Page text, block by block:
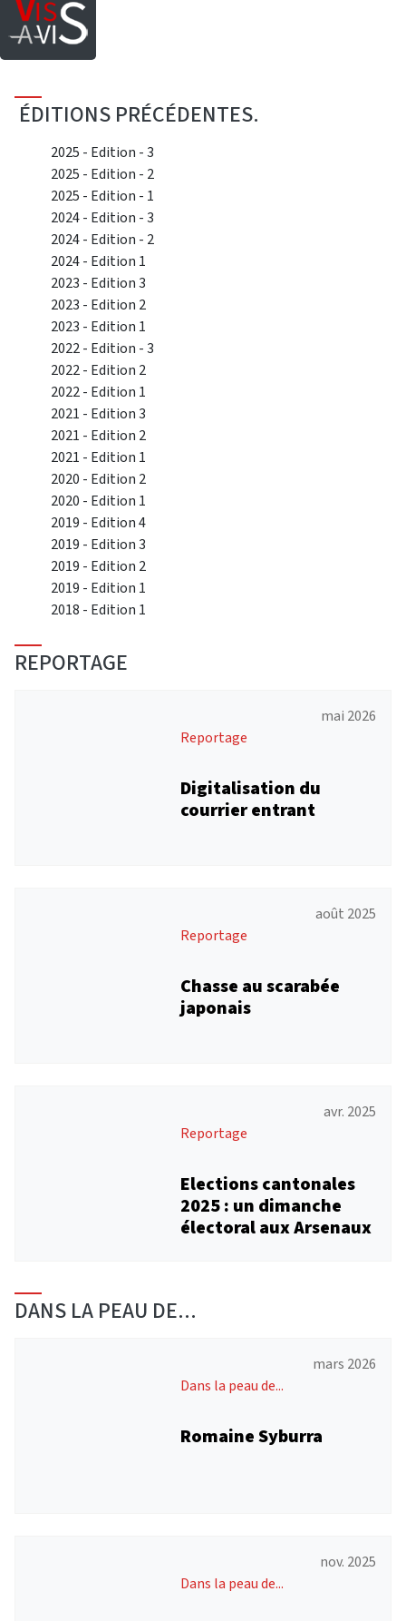
Saut au contenu principal
ÉDITIONS PRÉCÉDENTES.
2025 - Edition - 3
2025 - Edition - 2
2025 - Edition - 1
2024 - Edition - 3
2024 - Edition - 2
2024 - Edition 1
2023 - Edition 3
2023 - Edition 2
2023 - Edition 1
2022 - Edition - 3
2022 - Edition 2
2022 - Edition 1
2021 - Edition 3
2021 - Edition 2
2021 - Edition 1
2020 - Edition 2
2020 - Edition 1
2019 - Edition 4
2019 - Edition 3
2019 - Edition 2
2019 - Edition 1
2018 - Edition 1
REPORTAGE
mai 2026
Reportage
Digitalisation du
courrier entrant
août 2025
Reportage
Chasse au scarabée
japonais
avr. 2025
Reportage
Elections cantonales
2025 : un dimanche
électoral aux Arsenaux
DANS LA PEAU DE...
mars 2026
Dans la peau de...
Romaine Syburra
nov. 2025
Dans la peau de...